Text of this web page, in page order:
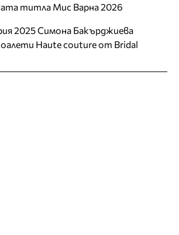
титла Мис Варна 2026
2025 Симона Бакърджиева
Haute couture от Bridal